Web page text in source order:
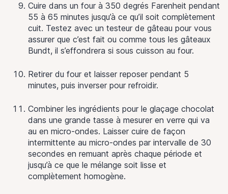
Cuire dans un four à 350 degrés Farenheit pendant
55 à 65 minutes jusqu’à ce qu’il soit complètement
cuit. Testez avec un testeur de gâteau pour vous
assurer que c’est fait ou comme tous les gâteaux
Bundt, il s’effondrera si sous cuisson au four.
Retirer du four et laisser reposer pendant 5
minutes, puis inverser pour refroidir.
Combiner les ingrédients pour le glaçage chocolat
dans une grande tasse à mesurer en verre qui va
au en micro-ondes. Laisser cuire de façon
intermittente au micro-ondes par intervalle de 30
secondes en remuant après chaque période et
jusqu’à ce que le mélange soit lisse et
complètement homogène.